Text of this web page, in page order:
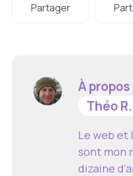
Partager
À propos
Théo R.
Le web et
sont mon
dizaine